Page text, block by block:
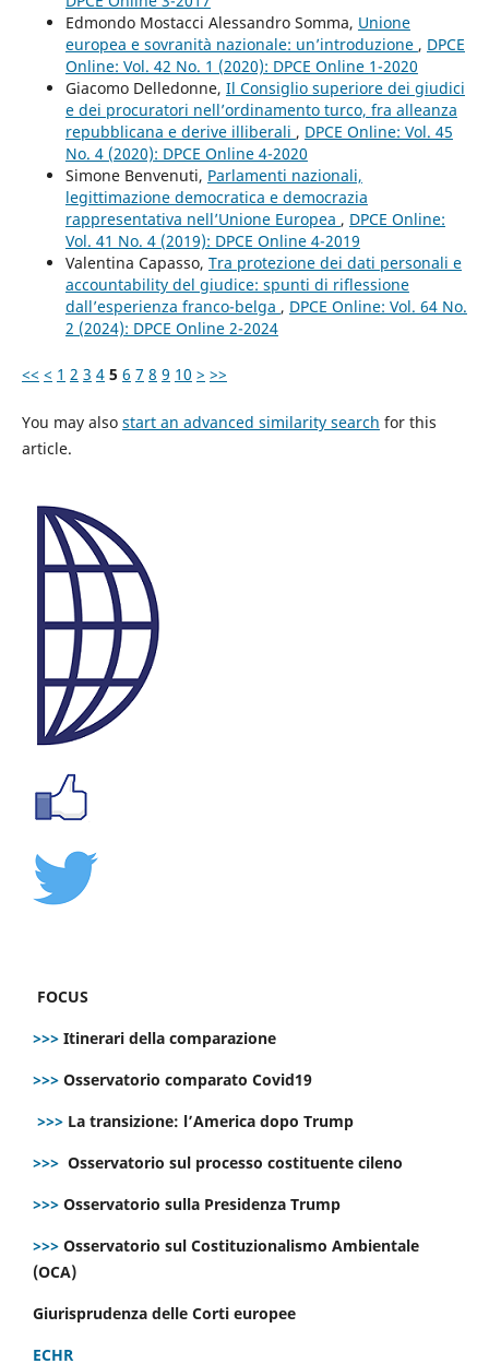
Edmondo Mostacci Alessandro Somma, Unione
europea e sovranità nazionale: un’introduzione , DPCE
Online: Vol. 42 No. 1 (2020): DPCE Online 1-2020
Giacomo Delledonne, Il Consiglio superiore dei giudici
e dei procuratori nell’ordinamento turco, fra alleanza
repubblicana e derive illiberali , DPCE Online: Vol. 45
No. 4 (2020): DPCE Online 4-2020
Simone Benvenuti, Parlamenti nazionali,
legittimazione democratica e democrazia
rappresentativa nell’Unione Europea , DPCE Online:
Vol. 41 No. 4 (2019): DPCE Online 4-2019
Valentina Capasso, Tra protezione dei dati personali e
accountability del giudice: spunti di riflessione
dall’esperienza franco-belga , DPCE Online: Vol. 64 No.
2 (2024): DPCE Online 2-2024
<< < 1 2 3 4 5 6 7 8 9 10 > >>
You may also start an advanced similarity search for this
article.
FOCUS
>>> Itinerari della comparazione
>>> Osservatorio comparato Covid19
>>> La transizione: l’America dopo Trump
>>> Osservatorio sul processo costituente cileno
>>> Osservatorio sulla Presidenza Trump
>>> Osservatorio sul Costituzionalismo Ambientale
(OCA)
Giurisprudenza delle Corti europee
ECHR